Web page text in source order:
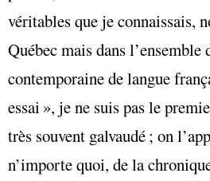
véritables que je connaissais,
Québec mais dans
contemporaine de langue
essai », je ne suis pas le
très souvent galvaudé ; on
n’importe quoi, de la